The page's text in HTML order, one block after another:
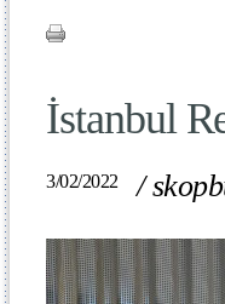
İstanbul
3/02/2022 /